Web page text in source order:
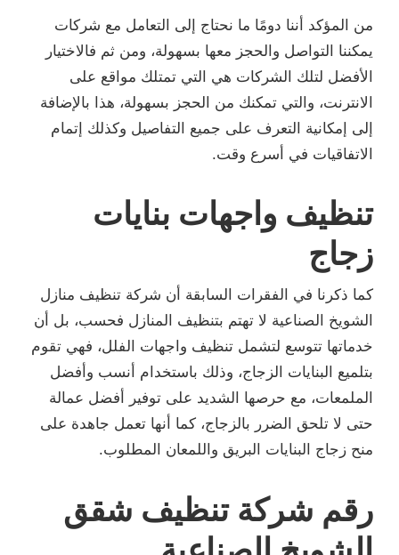
من المؤكد أننا دومًا ما نحتاج إلى التعامل مع شركات
يمكننا التواصل والحجز معها بسهولة، ومن ثم فالاختيار
الأفضل لتلك الشركات هي التي تمتلك مواقع على
الانترنت، والتي تمكنك من الحجز بسهولة، هذا بالإضافة
إلى إمكانية التعرف على جميع التفاصيل وكذلك إتمام
الاتفاقيات في أسرع وقت.
تنظيف واجهات بنايات
زجاج
كما ذكرنا في الفقرات السابقة أن شركة تنظيف منازل
الشويخ الصناعية لا تهتم بتنظيف المنازل فحسب، بل أن
خدماتها تتوسع لتشمل تنظيف واجهات الفلل، فهي تقوم
بتلميع البنايات الزجاج، وذلك باستخدام أنسب وأفضل
الملمعات، مع حرصها الشديد على توفير أفضل عمالة
حتى لا تلحق الضرر بالزجاج، كما أنها تعمل جاهدة على
منح زجاج البنايات البريق واللمعان المطلوب.
رقم شركة تنظيف شقق